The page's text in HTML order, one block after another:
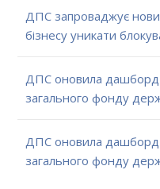
ДПС запроваджує
бізнесу уникати
ДПС оновила дашборд
загального фонду
ДПС оновила дашборд
загального фонду